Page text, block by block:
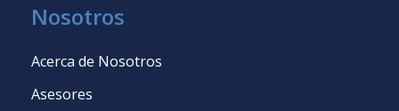
Nosotros
Acerca de Nosotros
Asesores